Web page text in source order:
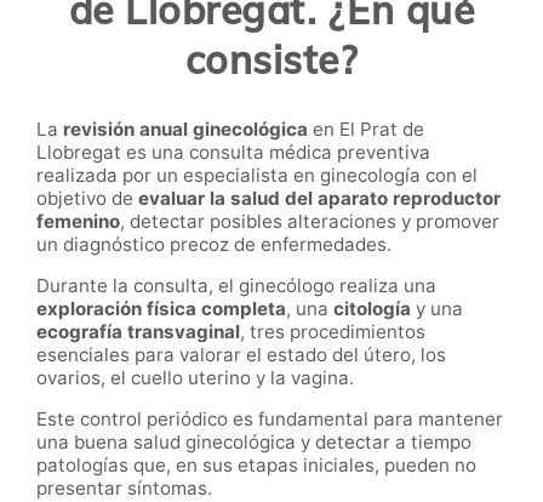
de Llobregat. ¿En qué
consiste?
La revisión anual ginecológica en El Prat de
Llobregat es una consulta médica preventiva
realizada por un especialista en ginecología con el
objetivo de evaluar la salud del aparato reproductor
femenino, detectar posibles alteraciones y promover
un diagnóstico precoz de enfermedades.
Durante la consulta, el ginecólogo realiza una
exploración física completa, una citología y una
ecografía transvaginal, tres procedimientos
esenciales para valorar el estado del útero, los
ovarios, el cuello uterino y la vagina.
Este control periódico es fundamental para mantener
una buena salud ginecológica y detectar a tiempo
patologías que, en sus etapas iniciales, pueden no
presentar síntomas.